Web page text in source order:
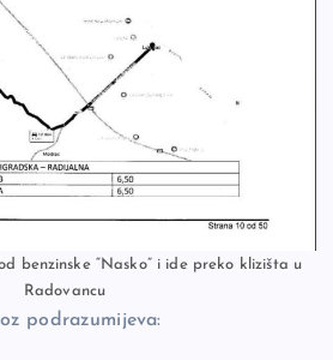
benzinske “Nasko” i ide preko klizišta u
Radovancu
podrazumijeva: